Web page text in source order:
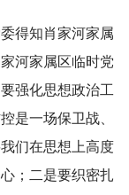
得知肖家河家属
河家属区临时党
强化思想政治工
是一场保卫战、
们在思想上高度
；二是要织密扎